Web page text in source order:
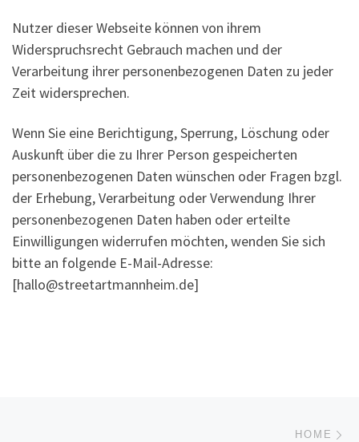
Nutzer dieser Webseite können von ihrem
Widerspruchsrecht Gebrauch machen und der
Verarbeitung ihrer personenbezogenen Daten zu jeder
Zeit widersprechen.
Wenn Sie eine Berichtigung, Sperrung, Löschung oder
Auskunft über die zu Ihrer Person gespeicherten
personenbezogenen Daten wünschen oder Fragen bzgl.
der Erhebung, Verarbeitung oder Verwendung Ihrer
personenbezogenen Daten haben oder erteilte
Einwilligungen widerrufen möchten, wenden Sie sich
bitte an folgende E-Mail-Adresse:
[hallo@streetartmannheim.de]
HOME